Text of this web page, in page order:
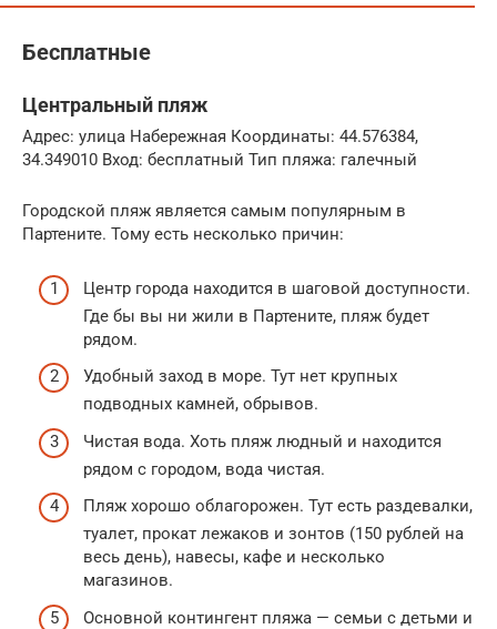
Бесплатные
Центральный пляж
Адрес: улица Набережная Координаты: 44.576384,
34.349010 Вход: бесплатный Тип пляжа: галечный
Городской пляж является самым популярным в
Партените. Тому есть несколько причин:
Центр города находится в шаговой доступности.
Где бы вы ни жили в Партените, пляж будет
рядом.
Удобный заход в море. Тут нет крупных
подводных камней, обрывов.
Чистая вода. Хоть пляж людный и находится
рядом с городом, вода чистая.
Пляж хорошо облагорожен. Тут есть раздевалки,
туалет, прокат лежаков и зонтов (150 рублей на
весь день), навесы, кафе и несколько
магазинов.
Основной контингент пляжа — семьи с детьми и